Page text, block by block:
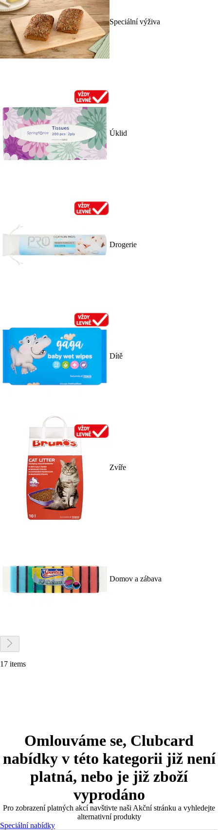
Speciální výživa
Úklid
Drogerie
Dítě
Zvíře
Domov a zábava
17 items
Omlouváme se, Clubcard
nabídky v této kategorii již není
platná, nebo je již zboží
vyprodáno
Pro zobrazení platných akcí navštivte naši Akční stránku a vyhledejte
alternativní produkty
Speciální nabídky